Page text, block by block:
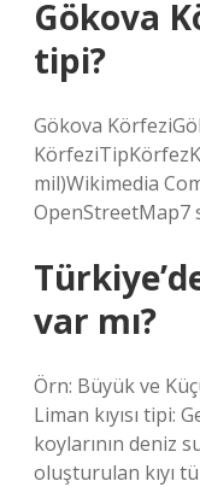
Gökova
tipi?
Gökova
mil)Wikimedia
OpenStreetMap7
var mı?
Örn: Büyük ve
Liman kıyısı tipi:
koylarının deniz
oluşturulan kıyı